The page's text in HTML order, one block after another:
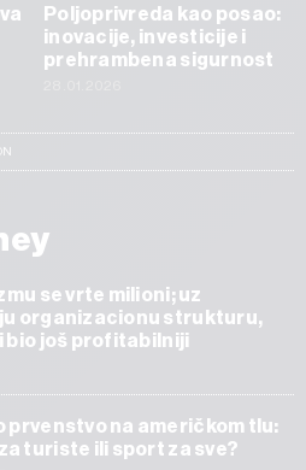
Poljoprivreda kao posao:
inovacije, investicije i
prehrambena sigurnost
se vrte milioni; uz
organizacionu strukturu,
bio još profitabilniji
prvenstvo na američkom tlu:
turiste ili sport za sve?